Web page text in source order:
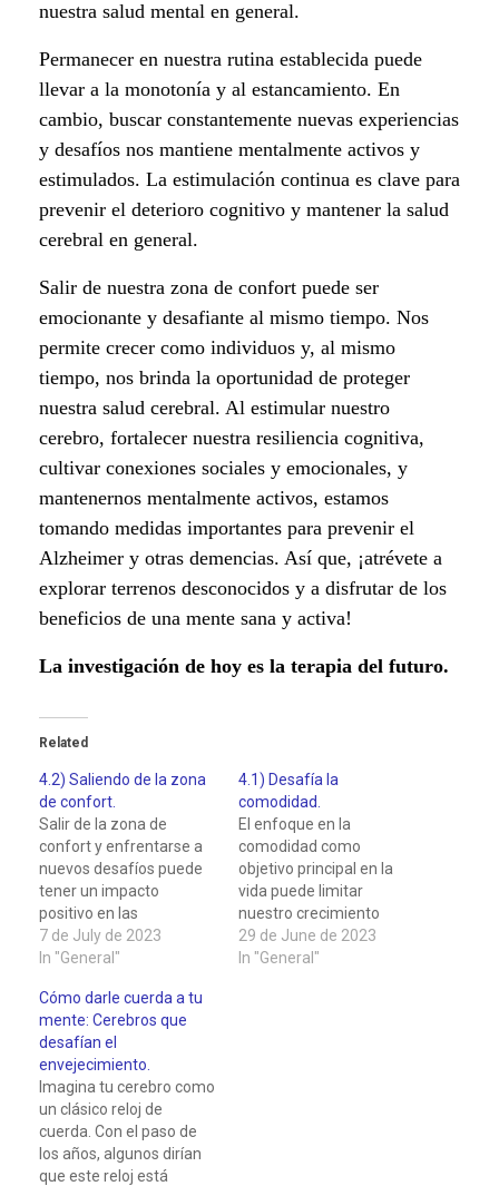
t
o
e
n
l
a
s
a
l
u
d
.
nuestra salud mental en general.
Permanecer en nuestra rutina establecida puede
llevar a la monotonía y al estancamiento. En
cambio, buscar constantemente nuevas experiencias
y desafíos nos mantiene mentalmente activos y
estimulados. La estimulación continua es clave para
prevenir el deterioro cognitivo y mantener la salud
cerebral en general.
Salir de nuestra zona de confort puede ser
emocionante y desafiante al mismo tiempo. Nos
permite crecer como individuos y, al mismo
tiempo, nos brinda la oportunidad de proteger
nuestra salud cerebral. Al estimular nuestro
cerebro, fortalecer nuestra resiliencia cognitiva,
cultivar conexiones sociales y emocionales, y
mantenernos mentalmente activos, estamos
tomando medidas importantes para prevenir el
Alzheimer y otras demencias. Así que, ¡atrévete a
explorar terrenos desconocidos y a disfrutar de los
beneficios de una mente sana y activa!
La investigación de hoy es la terapia del futuro.
Related
4.2) Saliendo de la zona
de confort.
Salir de la zona de
confort y enfrentarse a
nuevos desafíos puede
tener un impacto
positivo en las
capacidades
intelectuales y mentales
nos encontramos en
nuestra zona de confort,
tendemos a realizar
tareas y actividades que
ya conocemos y
dominamos, lo que
puede limitar nuestro
crecimiento…
7 de July de 2023
In "General"
4.1) Desafía la
comodidad.
El enfoque en la
comodidad como
objetivo principal en la
vida puede limitar
nuestro crecimiento
personal y nuestra
capacidad para alcanzar
29 de June de 2023
In "General"
Cómo darle cuerda a tu
mente: Cerebros que
desafían el
envejecimiento.
Imagina tu cerebro como
un clásico reloj de
cuerda. Con el paso de
los años, algunos dirían
que este reloj está